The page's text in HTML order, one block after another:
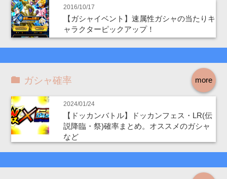
2016/10/17
【ガシャイベント】速属性ガシャの当たりキ
ャラクターピックアップ！
more
ガシャ確率
2024/01/24
【ドッカンバトル】ドッカンフェス・LR(伝
説降臨・祭)確率まとめ。オススメのガシャ
など